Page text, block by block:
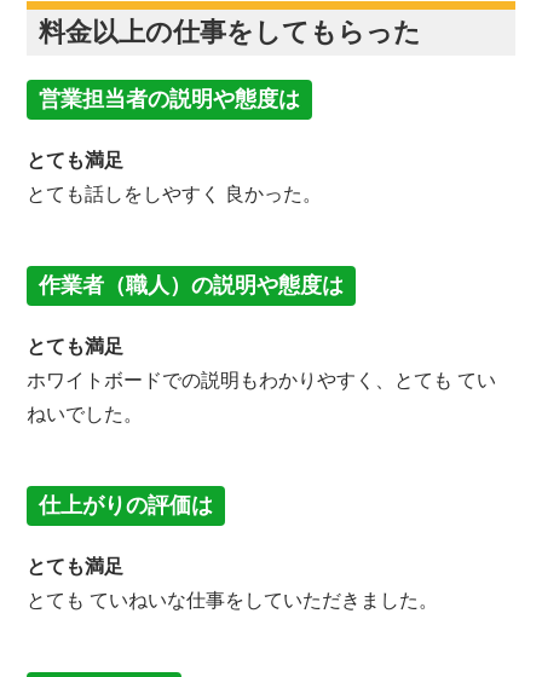
料金以上の仕事をしてもらった
営業担当者の説明や態度は
とても満足
とても話しをしやすく 良かった。
作業者（職人）の説明や態度は
とても満足
ホワイトボードでの説明もわかりやすく、とても てい
ねいでした。
仕上がりの評価は
とても満足
とても ていねいな仕事をしていただきました。